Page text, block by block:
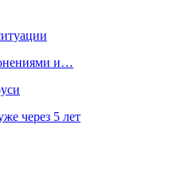
и…
через 5 лет